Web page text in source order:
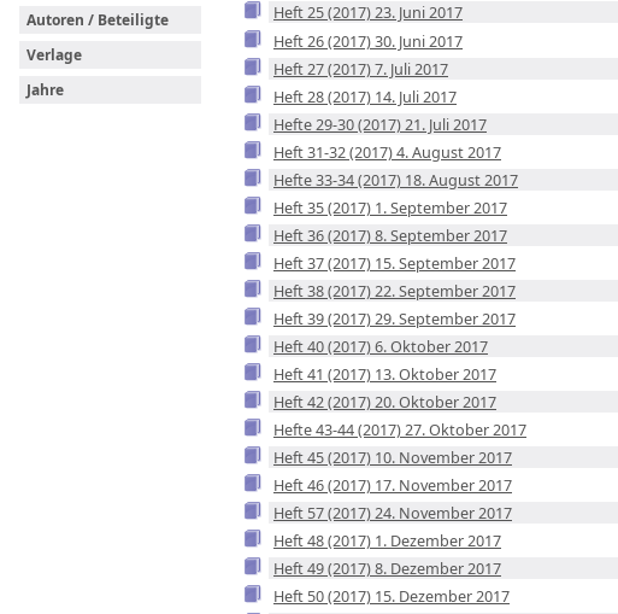
Autoren / Beteiligte
Verlage
Jahre
Heft 25 (2017) 23. Juni 2017
Heft 26 (2017) 30. Juni 2017
Heft 27 (2017) 7. Juli 2017
Heft 28 (2017) 14. Juli 2017
Hefte 29-30 (2017) 21. Juli 2017
Heft 31-32 (2017) 4. August 2017
Hefte 33-34 (2017) 18. August 2017
Heft 35 (2017) 1. September 2017
Heft 36 (2017) 8. September 2017
Heft 37 (2017) 15. September 2017
Heft 38 (2017) 22. September 2017
Heft 39 (2017) 29. September 2017
Heft 40 (2017) 6. Oktober 2017
Heft 41 (2017) 13. Oktober 2017
Heft 42 (2017) 20. Oktober 2017
Hefte 43-44 (2017) 27. Oktober 2017
Heft 45 (2017) 10. November 2017
Heft 46 (2017) 17. November 2017
Heft 57 (2017) 24. November 2017
Heft 48 (2017) 1. Dezember 2017
Heft 49 (2017) 8. Dezember 2017
Heft 50 (2017) 15. Dezember 2017